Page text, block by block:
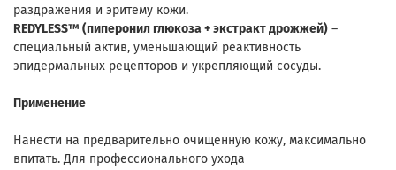
раздражения и эритему кожи.
REDYLESS™ (пиперонил глюкоза + экстракт дрожжей) –
специальный актив, уменьшающий реактивность
эпидермальных рецепторов и укрепляющий сосуды.
Применение
Нанести на предварительно очищенную кожу, максимально
впитать. Для профессионального ухода